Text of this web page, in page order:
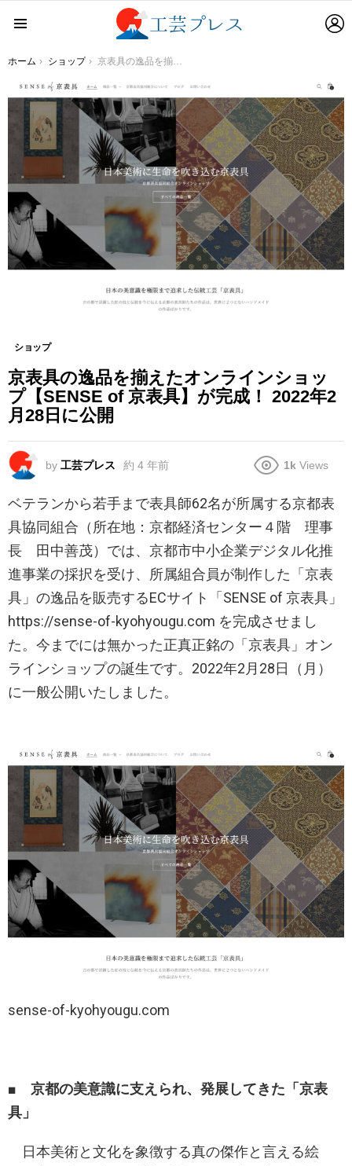
You are here:
ホーム ショップ 京表具の逸品を揃えたオンラインショップ【SENSE of 京表具】が完成！ 2022年2月28日に公開
ショップ
京表具の逸品を揃えたオンラインショッ
プ【SENSE of 京表具】が完成！ 2022年2
月28日に公開
by 工芸プレス 約 4 年前 1k Views
ベテランから若手まで表具師62名が所属する京都表
具協同組合（所在地：京都経済センター４階 理事
長 田中善茂）では、京都市中小企業デジタル化推
進事業の採択を受け、所属組合員が制作した「京表
具」の逸品を販売するECサイト「SENSE of 京表具」
https://sense-of-kyohyougu.com を完成させまし
た。今までには無かった正真正銘の「京表具」オン
ラインショップの誕生です。2022年2月28日（月）
に一般公開いたしました。
sense-of-kyohyougu.com
■ 京都の美意識に支えられ、発展してきた「京表
具」
日本美術と文化を象徴する真の傑作と言える絵